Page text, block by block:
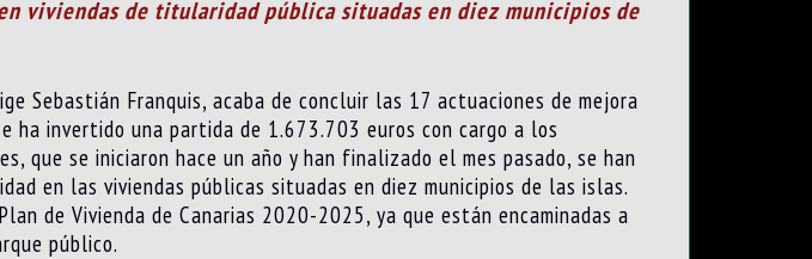
viviendas de titularidad pública situadas en diez municipios de
Sebastián Franquis, acaba de concluir las 17 actuaciones de mejora
ha invertido una partida de 1.673.703 euros con cargo a los
que se iniciaron hace un año y han finalizado el mes pasado, se han
en las viviendas públicas situadas en diez municipios de las islas.
de Vivienda de Canarias 2020-2025, ya que están encaminadas a
público.